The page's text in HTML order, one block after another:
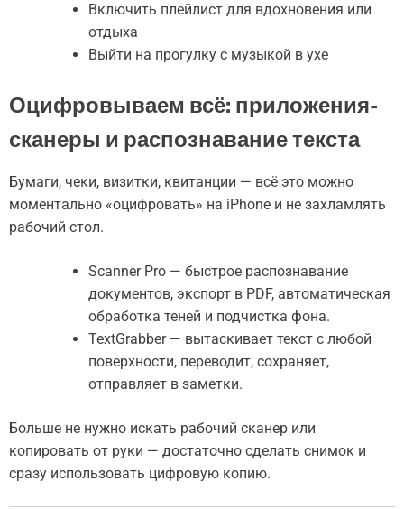
Включить плейлист для вдохновения или
отдыха
Выйти на прогулку с музыкой в ухе
Оцифровываем всё: приложения-
сканеры и распознавание текста
Бумаги, чеки, визитки, квитанции — всё это можно
моментально «оцифровать» на iPhone и не захламлять
рабочий стол.
Scanner Pro — быстрое распознавание
документов, экспорт в PDF, автоматическая
обработка теней и подчистка фона.
TextGrabber — вытаскивает текст с любой
поверхности, переводит, сохраняет,
отправляет в заметки.
Больше не нужно искать рабочий сканер или
копировать от руки — достаточно сделать снимок и
сразу использовать цифровую копию.